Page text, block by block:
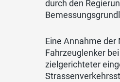
durch den
Eine Annahme
Fahrzeuglenker
zielgerichteter